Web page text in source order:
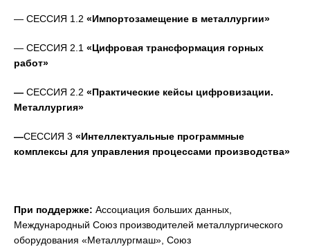
— СЕССИЯ 1.2 «Импортозамещение в металлургии»
— СЕССИЯ 2.1 «Цифровая трансформация горных
работ»
— СЕССИЯ 2.2 «Практические кейсы цифровизации.
Металлургия»
—СЕССИЯ 3 «Интеллектуальные программные
комплексы для управления процессами производства»
При поддержке: Ассоциация больших данных,
Международный Союз производителей металлургического
оборудования «Металлургмаш», Союз